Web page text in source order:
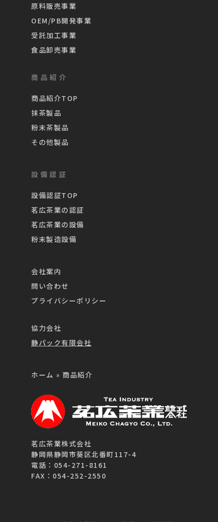
原料販売事業
OEM/PB開発事業
受託加工事業
食品卸売事業
商品紹介
商品紹介TOP
抹茶製品
粉末茶製品
その他製品
設備認証
設備認証TOP
茗広茶業の認証
茗広茶業の設備
粉末製造設備
会社案内
問い合わせ
プライバシーポリシー
協力会社
静パック有限会社
ホーム » 商品紹介
茗広茶業株式会社
静岡県静岡市葵区北番町117-4
電話：054-271-8161
FAX：054-252-2550